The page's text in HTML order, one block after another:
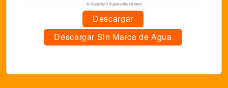
Descargar
Descargar Sin Marca de Agua